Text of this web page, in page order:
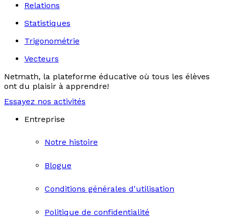
Relations
Statistiques
Trigonométrie
Vecteurs
Netmath, la plateforme éducative où tous les élèves
ont du plaisir à apprendre!
Essayez nos activités
Entreprise
Notre histoire
Blogue
Conditions générales d'utilisation
Politique de confidentialité